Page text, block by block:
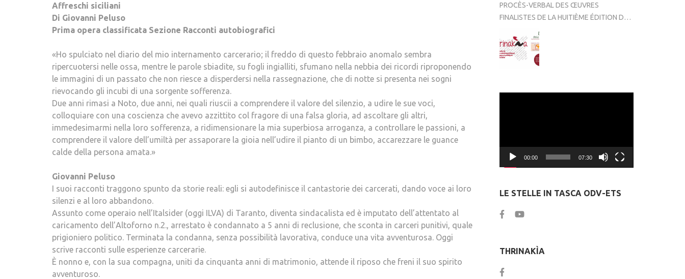
Affreschi siciliani
Di Giovanni Peluso
Prima opera classificata Sezione Racconti autobiografici
«Ho spulciato nel diario del mio internamento carcerario; il freddo di questo febbraio anomalo sembra
ripercuotersi nelle ossa, mentre le parole sbiadite, su fogli ingialliti, sfumano nella nebbia dei ricordi riproponendo
le immagini di un passato che non riesce a disperdersi nella rassegnazione, che di notte si presenta nei sogni
rievocando gli incubi di una sorgente sofferenza.
Due anni rimasi a Noto, due anni, nei quali riuscii a comprendere il valore del silenzio, a udire le sue voci,
colloquiare con una coscienza che avevo azzittito col fragore di una falsa gloria, ad ascoltare gli altri,
immedesimarmi nella loro sofferenza, a ridimensionare la mia superbiosa arroganza, a controllare le passioni, a
comprendere il valore dell’umiltà per assaporare la gioia nell’udire il pianto di un bimbo, accarezzare le guance
calde della persona amata.»
Giovanni Peluso
I suoi racconti traggono spunto da storie reali: egli si autodefinisce il cantastorie dei carcerati, dando voce ai loro
silenzi e al loro abbandono.
Assunto come operaio nell’Italsider (oggi ILVA) di Taranto, diventa sindacalista ed è imputato dell’attentato al
caricamento dell’Altoforno n.2., arrestato è condannato a 5 anni di reclusione, che sconta in carceri punitivi, quale
prigioniero politico. Terminata la condanna, senza possibilità lavorativa, conduce una vita avventurosa. Oggi
scrive racconti sulle esperienze carcerarie.
È nonno e, con la sua compagna, uniti da cinquanta anni di matrimonio, attende il riposo che freni il suo spirito
avventuroso.
PROCÈS-VERBAL DES ŒUVRES
FINALISTES DE LA HUITIÈME ÉDITION DE
00:00 07:30
LE STELLE IN TASCA ODV-ETS
THRINAKÌA